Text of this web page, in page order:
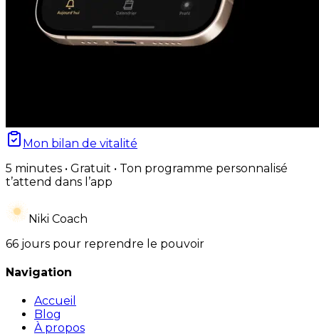
Mon bilan de vitalité
5 minutes • Gratuit • Ton programme personnalisé
t’attend dans l’app
Niki Coach
66 jours pour reprendre le pouvoir
Navigation
Accueil
Blog
À propos